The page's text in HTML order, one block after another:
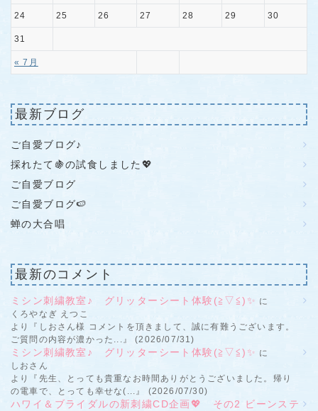
« 7月
24 25 26 27 28 29 30
31
最新ブログ
ご自愛ブログ♪
採れたて🍇の試食しました💖
ご自愛ブログ
ご自愛ブログ🍉
蝉の大合唱
最新のコメント
ミシン刺繍教室♪ グリッターシート体験(≧▽≦)✨ に
くろやなぎ えつこ
より『しおさん様 コメントを頂きまして、誠に有難うございます。
ご質問の内容が濃かった...』 (2026/07/31)
ミシン刺繍教室♪ グリッターシート体験(≧▽≦)✨ に
しおさん
より『先生、とっても貴重なお時間ありがとうございました。帰り
の電車で、とっても幸せな(...』 (2026/07/30)
ハワイ＆ブライダルの新刺繍CD企画💖 その2 ビーンステ